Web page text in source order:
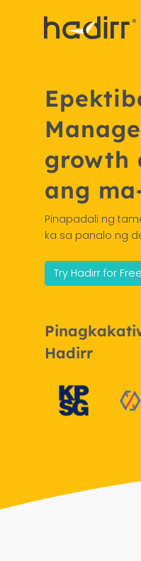
growth
ang
Pinapadali ng
ka sa panalo ng
Try Hadirr for
Hadirr